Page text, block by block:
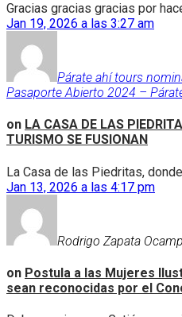
Gracias gracias gracias por
Jan 19, 2026 a las 3:27 am
Párate ahí tours
Pasaporte Abierto 2024 –
on LA CASA DE LAS
TURISMO SE FUSIONAN
La Casa de las Piedritas,
Jan 13, 2026 a las 4:17 pm
Rodrigo Zapata
on Postula a las Mujeres
sean reconocidas por el